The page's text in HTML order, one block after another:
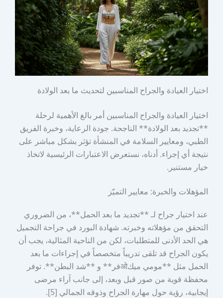
اختيار العيادة والجراح المناسبين لتحديث ما بعد الولادة
اختيار العيادة والجراح المناسبين أمر بالغ الأهمية لرحلة
**تجديد بعد الولادة** الناجحة. جودة الرعاية، وخبرة الفريق
الطبي، ومعايير السلامة في المنشأة تؤثر بشكل مباشر على
نتيجة أي إجراء. أدناه، نستعرض الاعتبارات الرئيسية لاتخاذ
خيار مستنير.
المؤهلات والخبرة: معايير التميّز
عند اختيار جراح لـ **تجديد ما بعد الحمل**، من الضروري
التحقق من مؤهلاته وخبرته. شهادة البورد في جراحة التجميل
هي الحد الأدنى للمتطلبات، لكن من الناحية المثالية، يجب أن
يكون الجراح قد تلقى تدريباً متخصصاً في إجراءات ما بعد
الحمل مثل **مومي ميكओفر** و **شد البطن**. توفر
محفظة قوية من صور قبل وبعد، إلى جانب آراء مرضى
إيجابية، رؤية حول مهارة الجراح وذوقه الجمالي [5].